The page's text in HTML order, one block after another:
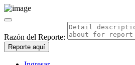
Razón del Reporte:
Reporte aquí